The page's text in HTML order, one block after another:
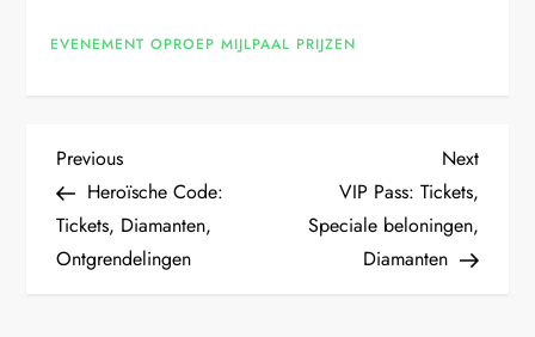
EVENEMENT OPROEP MIJLPAAL PRIJZEN
P
o
s
Previous
Post
Previous
Heroïsche Code:
Tickets, Diamanten,
Ontgrendelingen
Next
Post
Next
VIP Pass: Tickets,
Speciale beloningen,
Diamanten